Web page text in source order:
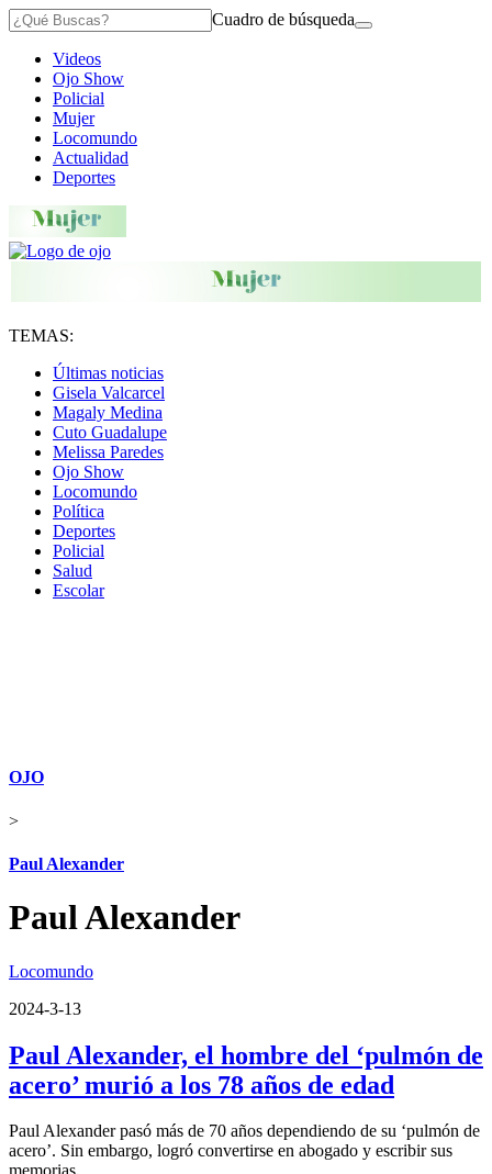
Cuadro de búsqueda
Videos
Ojo Show
Policial
Mujer
Locomundo
Actualidad
Deportes
TEMAS:
Últimas noticias
Gisela Valcarcel
Magaly Medina
Cuto Guadalupe
Melissa Paredes
Ojo Show
Locomundo
Política
Deportes
Policial
Salud
Escolar
OJO
>
Paul Alexander
Paul Alexander
Locomundo
2024-3-13
Paul Alexander, el hombre del ‘pulmón de
acero’ murió a los 78 años de edad
Paul Alexander pasó más de 70 años dependiendo de su ‘pulmón de
acero’. Sin embargo, logró convertirse en abogado y escribir sus